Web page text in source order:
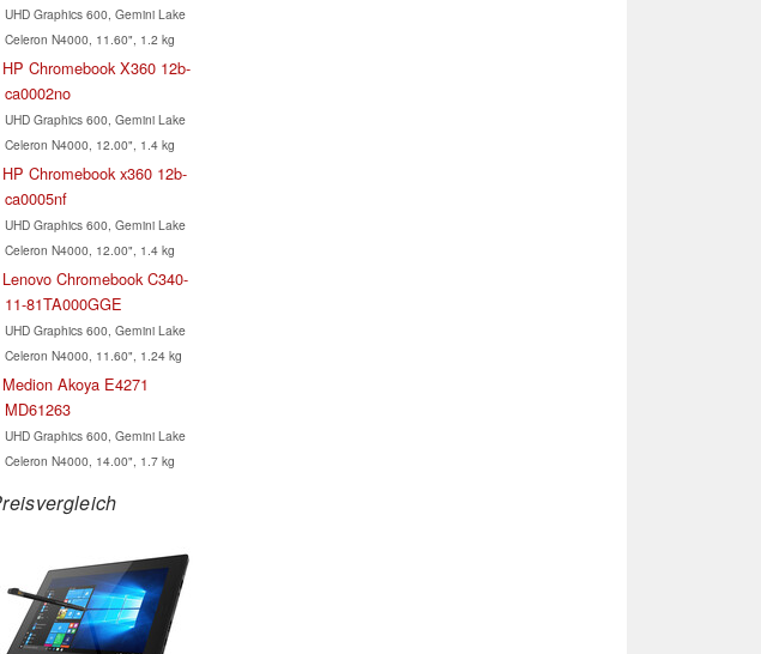
UHD Graphics 600, Gemini Lake
Celeron N4000, 11.60", 1.2 kg
HP Chromebook X360 12b-
ca0002no
UHD Graphics 600, Gemini Lake
Celeron N4000, 12.00", 1.4 kg
HP Chromebook x360 12b-
ca0005nf
UHD Graphics 600, Gemini Lake
Celeron N4000, 12.00", 1.4 kg
Lenovo Chromebook C340-
11-81TA000GGE
UHD Graphics 600, Gemini Lake
Celeron N4000, 11.60", 1.24 kg
Medion Akoya E4271
MD61263
UHD Graphics 600, Gemini Lake
Celeron N4000, 14.00", 1.7 kg